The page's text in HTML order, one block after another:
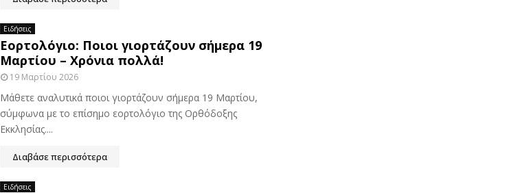
Ειδήσεις
Εορτολόγιο: Ποιοι γιορτάζουν σήμερα 19
Μαρτίου – Χρόνια πολλά!
19 Μαρτίου 2026
Μάθετε αναλυτικά ποιοι γιορτάζουν σήμερα 19 Μαρτίου,
σύμφωνα με το επίσημο εορτολόγιο της Ορθόδοξης
Εκκλησίας....
Διαβάσε περισσότερα
Ειδήσεις